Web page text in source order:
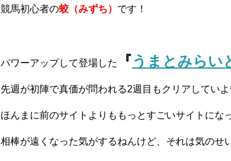
競馬初心者の蛟（みずち） です！
パワーアップして登場した 『うまとみらい
先週が初陣で真価が問われる2週目もクリアしてい
ほんまに前のサイトよりももっとすごいサイトにな
相棒が遠くなった気がするねんけど、それは気のせ